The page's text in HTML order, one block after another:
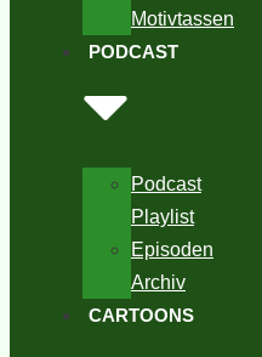
Motivtassen
PODCAST
Podcast
Playlist
Episoden
Archiv
CARTOONS